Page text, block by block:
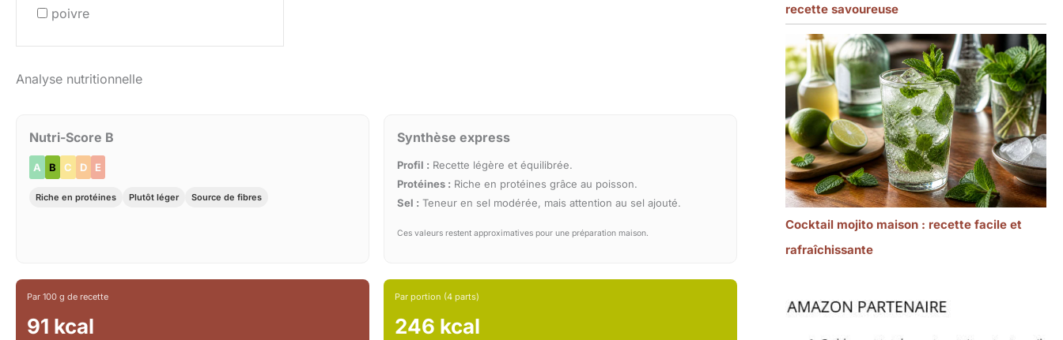
poivre
Analyse nutritionnelle
Nutri-Score B
A B C D E
Riche en protéines Plutôt léger Source de fibres
Synthèse express
Profil : Recette légère et équilibrée.
Protéines : Riche en protéines grâce au poisson.
Sel : Teneur en sel modérée, mais attention au sel ajouté.
Ces valeurs restent approximatives pour une préparation maison.
Par 100 g de recette
91 kcal
Par portion (4 parts)
246 kcal
recette savoureuse
Cocktail mojito maison : recette facile et
rafraîchissante